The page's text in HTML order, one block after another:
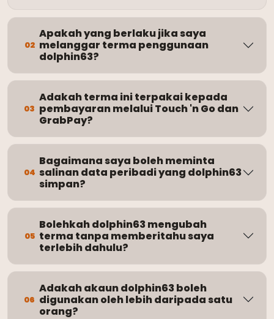
02
Apakah yang berlaku jika saya
melanggar terma penggunaan
dolphin63?
03
Adakah terma ini terpakai kepada
pembayaran melalui Touch 'n Go dan
GrabPay?
04
Bagaimana saya boleh meminta
salinan data peribadi yang dolphin63
simpan?
05
Bolehkah dolphin63 mengubah
terma tanpa memberitahu saya
terlebih dahulu?
06
Adakah akaun dolphin63 boleh
digunakan oleh lebih daripada satu
orang?